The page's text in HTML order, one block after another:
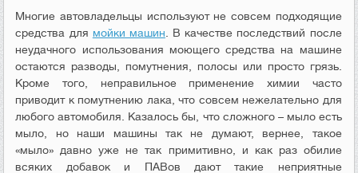
Многие автовладельцы используют не совсем подходящие
средства для мойки машин . В качестве последствий после
неудачного использования моющего средства на машине
остаются разводы, помутнения, полосы или просто грязь.
Кроме того, неправильное применение химии часто
приводит к помутнению лака, что совсем нежелательно для
любого автомобиля. Казалось бы, что сложного – мыло есть
мыло, но наши машины так не думают, вернее, такое
«мыло» давно уже не так примитивно, и как раз обилие
всяких добавок и ПАВов дают такие неприятные